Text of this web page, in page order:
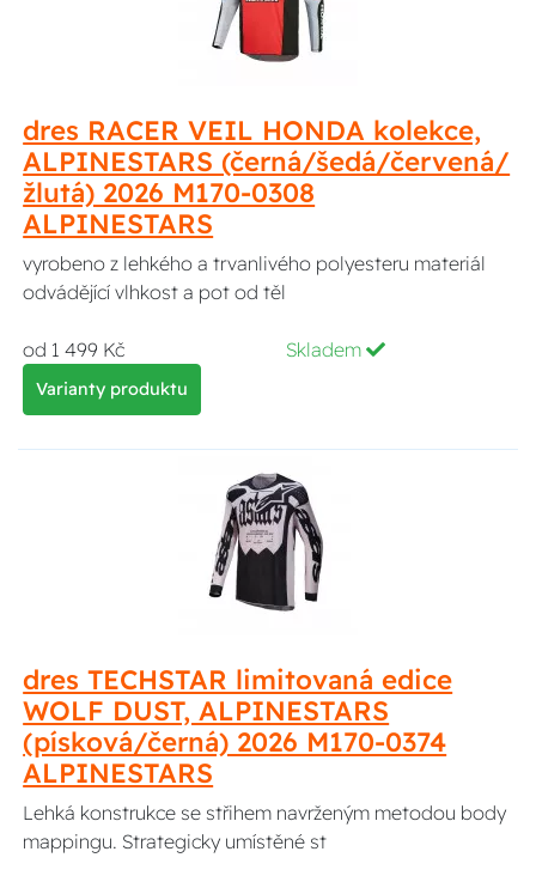
dres RACER VEIL HONDA kolekce,
ALPINESTARS (černá/šedá/červená/
žlutá) 2026 M170-0308
ALPINESTARS
vyrobeno z lehkého a trvanlivého polyesteru materiál
odvádějící vlhkost a pot od těl
od 1 499 Kč Skladem
Varianty produktu
dres TECHSTAR limitovaná edice
WOLF DUST, ALPINESTARS
(písková/černá) 2026 M170-0374
ALPINESTARS
Lehká konstrukce se střihem navrženým metodou body
mappingu. Strategicky umístěné st